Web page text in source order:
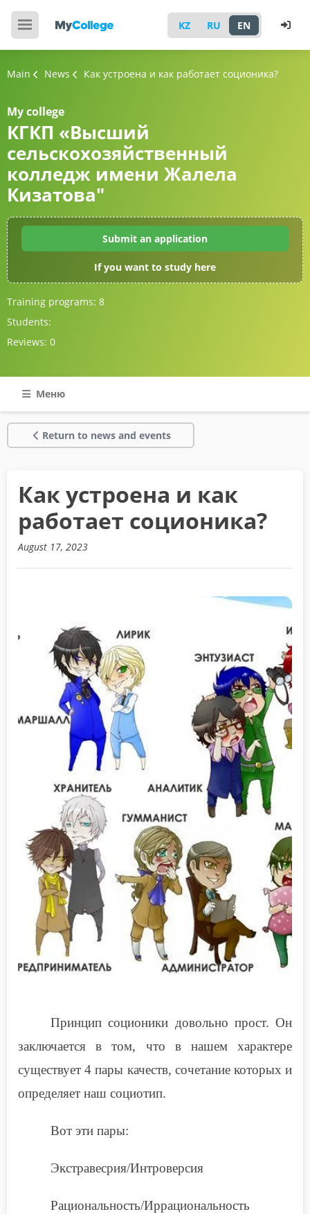
KZ RU EN
Main News Как устроена и как работает соционика?
My college
КГКП «Высший
сельскохозяйственный
колледж имени Жалела
Кизатова"
Submit an application
If you want to study here
Training programs: 8
Students:
Reviews: 0
Меню
Return to news and events
Как устроена и как
работает соционика?
August 17, 2023
Принцип соционики довольно прост. Он
заключается в том, что в нашем характере
существует 4 пары качеств, сочетание которых и
определяет наш социотип.
Вот эти пары:
Экстравесрия/Интроверсия
Рациональность/Иррациональность